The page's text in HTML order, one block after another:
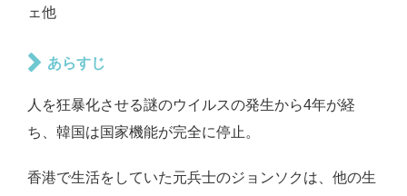
ェ他
あらすじ
人を狂暴化させる謎のウイルスの発生から4年が経
ち、韓国は国家機能が完全に停止。
香港で生活をしていた元兵士のジョンソクは、他の生